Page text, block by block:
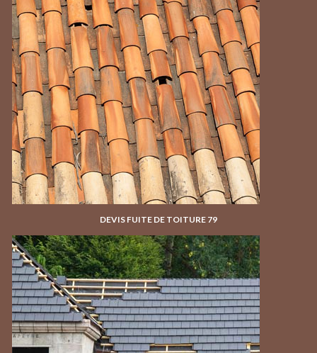
DEVIS FUITE DE TOITURE 79